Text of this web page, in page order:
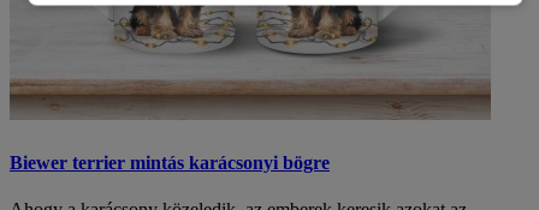
Biewer terrier mintás karácsonyi bögre